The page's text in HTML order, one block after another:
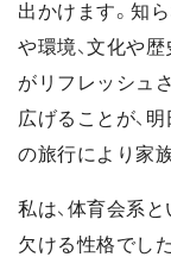
出かけます。知
や環境、文化や
がリフレッシュ
広げることが、
の旅行により家
私は、体育会系
欠ける性格でし